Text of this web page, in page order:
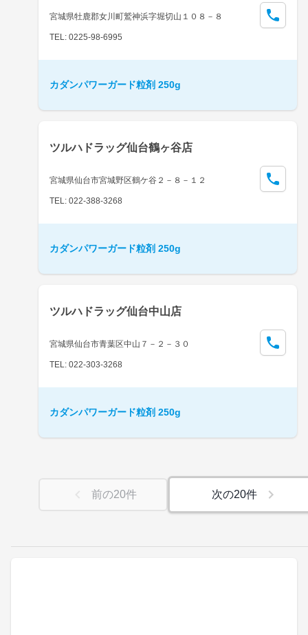
宮城県牡鹿郡女川町鷲神浜字堀切山１０８－８
TEL: 0225-98-6995
カダンパワーガード粒剤 250g
ツルハドラッグ仙台鶴ヶ谷店
宮城県仙台市宮城野区鶴ケ谷２－８－１２
TEL: 022-388-3268
カダンパワーガード粒剤 250g
ツルハドラッグ仙台中山店
宮城県仙台市青葉区中山７－２－３０
TEL: 022-303-3268
カダンパワーガード粒剤 250g
前の20件 次の20件